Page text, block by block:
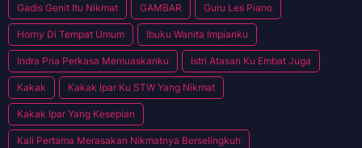
Gadis Genit Itu Nikmat GAMBAR Guru Les Piano
Horny Di Tempat Umum Ibuku Wanita Impianku
Indra Pria Perkasa Memuaskanku Istri Atasan Ku Embat Juga
Kakak Kakak Ipar Ku STW Yang Nikmat
Kakak Ipar Yang Kesepian
Kali Pertama Merasakan Nikmatnya Berselingkuh